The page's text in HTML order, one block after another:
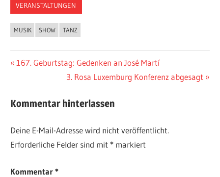
VERANSTALTUNGEN
MUSIK SHOW TANZ
Beitragsnavigation
Vorheriger
167. Geburtstag: Gedenken an José Martí
Nächster
3. Rosa Luxemburg Konferenz abgesagt
Kommentar hinterlassen
Deine E-Mail-Adresse wird nicht veröffentlicht.
Erforderliche Felder sind mit * markiert
Kommentar*